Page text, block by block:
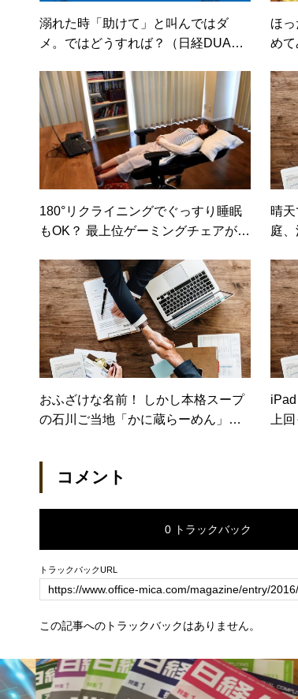
溺れた時「助けて」と叫んではダ
メ。ではどうすれば？（日経DUA
ほ
めて
180°リクライニングでぐっすり睡眠
もOK？ 最上位ゲーミングチェアが極
晴
庭
おふざけな名前！ しかし本格スープ
の石川ご当地「かに蔵らーめん」
ジン）
上
コメント
0 トラックバック
トラックバックURL
この記事へのトラックバックはありません。